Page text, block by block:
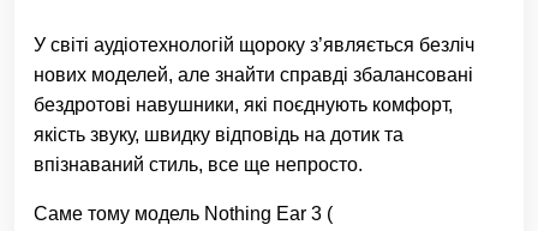
У світі аудіотехнологій щороку з’являється безліч
нових моделей, але знайти справді збалансовані
бездротові навушники, які поєднують комфорт,
якість звуку, швидку відповідь на дотик та
впізнаваний стиль, все ще непросто.
Саме тому модель Nothing Ear 3 (